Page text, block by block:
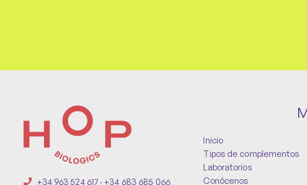
+34 963 524 617 · +34 683 685 066
Inicio
Tipos de complementos
Laboratorios
Conócenos